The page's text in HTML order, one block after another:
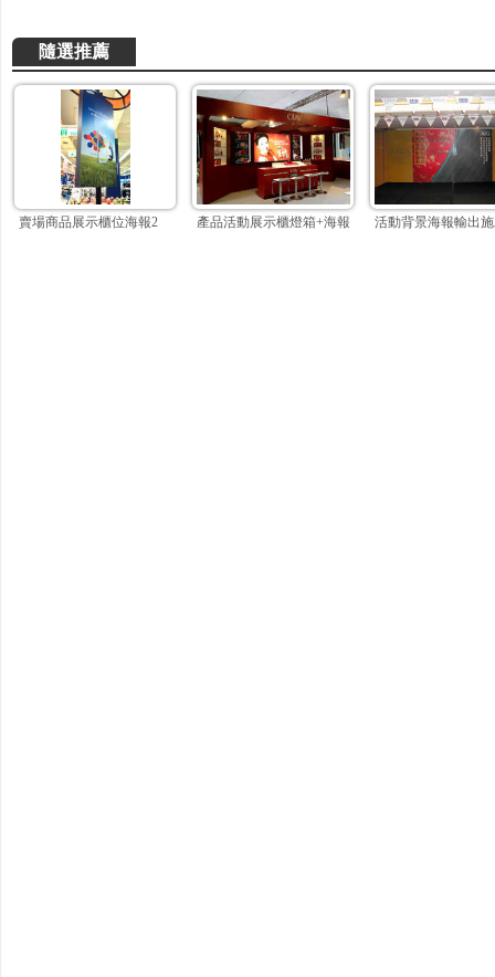
隨選推薦
賣場商品展示櫃位海報2 產品活動展示櫃燈箱+海報製作活動背景海報輸出